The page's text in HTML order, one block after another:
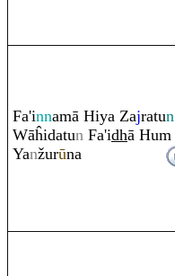
Fa'innamā Hiya Zajratun
Wāĥidatun Fa'idhā Hum
Yanžurūna